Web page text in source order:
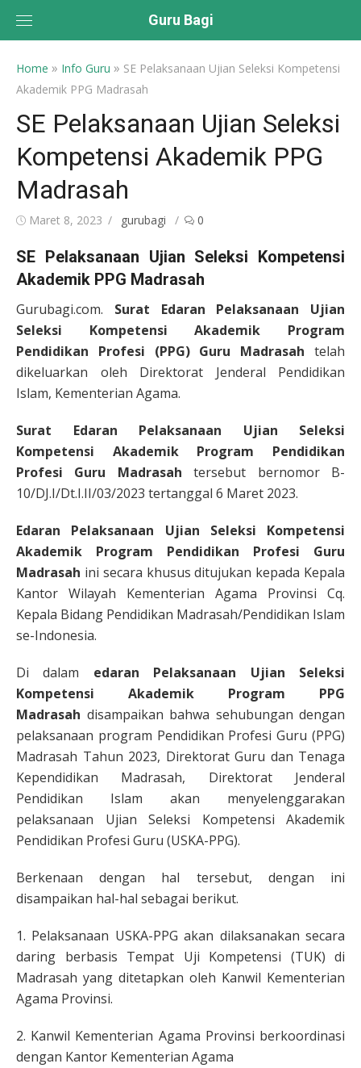
Guru Bagi
Home » Info Guru » SE Pelaksanaan Ujian Seleksi Kompetensi
Akademik PPG Madrasah
SE Pelaksanaan Ujian Seleksi
Kompetensi Akademik PPG
Madrasah
Posted
Maret 8, 2023 Author
gurubagi 0
SE Pelaksanaan Ujian Seleksi Kompetensi
Akademik PPG Madrasah
Gurubagi.com. Surat Edaran Pelaksanaan Ujian
Seleksi Kompetensi Akademik Program
Pendidikan Profesi (PPG) Guru Madrasah telah
dikeluarkan oleh Direktorat Jenderal Pendidikan
Islam, Kementerian Agama.
Surat Edaran Pelaksanaan Ujian Seleksi
Kompetensi Akademik Program Pendidikan
Profesi Guru Madrasahtersebut bernomor B-
10/DJ.I/Dt.I.II/03/2023 tertanggal 6 Maret 2023.
Edaran Pelaksanaan Ujian Seleksi Kompetensi
Akademik Program Pendidikan Profesi Guru
Madrasah ini secara khusus ditujukan kepada Kepala
Kantor Wilayah Kementerian Agama Provinsi Cq.
Kepala Bidang Pendidikan Madrasah/Pendidikan Islam
se-Indonesia.
Di dalam edaran Pelaksanaan Ujian Seleksi
Kompetensi Akademik Program PPG
Madrasah disampaikan bahwa sehubungan dengan
pelaksanaan program Pendidikan Profesi Guru (PPG)
Madrasah Tahun 2023, Direktorat Guru dan Tenaga
Kependidikan Madrasah, Direktorat Jenderal
Pendidikan Islam akan menyelenggarakan
pelaksanaan Ujian Seleksi Kompetensi Akademik
Pendidikan Profesi Guru (USKA-PPG).
Berkenaan dengan hal tersebut, dengan ini
disampaikan hal-hal sebagai berikut.
1. Pelaksanaan USKA-PPG akan dilaksanakan secara
daring berbasis Tempat Uji Kompetensi (TUK) di
Madrasah yang ditetapkan oleh Kanwil Kementerian
Agama Provinsi.
2. Kanwil Kementerian Agama Provinsi berkoordinasi
dengan Kantor Kementerian Agama